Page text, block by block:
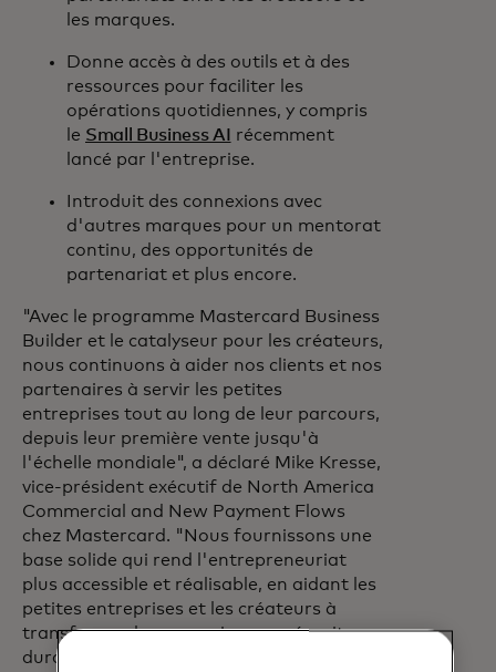
les marques.
Donne accès à des outils et à des
ressources pour faciliter les
opérations quotidiennes, y compris
le Small Business AI
récemment
lancé par l'entreprise.
Introduit des connexions avec
d'autres marques pour un mentorat
continu, des opportunités de
partenariat et plus encore.
"Avec le programme Mastercard Business
Builder et le catalyseur pour les créateurs,
nous continuons à aider nos clients et nos
partenaires à servir les petites
entreprises tout au long de leur parcours,
depuis leur première vente jusqu'à
l'échelle mondiale", a déclaré Mike Kresse,
vice-président exécutif de North America
Commercial and New Payment Flows
chez Mastercard. "Nous fournissons une
base solide qui rend l'entrepreneuriat
plus accessible et réalisable, en aidant les
petites entreprises et les créateurs à
transformer leurs passions en réussites
durables."